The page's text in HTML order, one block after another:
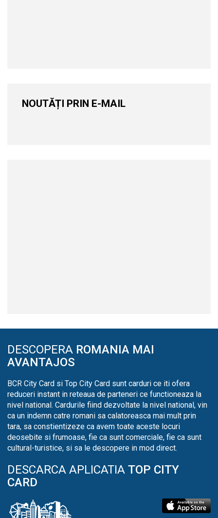
NOUTĂȚI PRIN E-MAIL
DESCOPERA ROMANIA MAI
AVANTAJOS
BCR City Card si Top City Card sunt carduri ce iti ofera
reduceri instant in reteaua de parteneri ce functioneaza la
nivel national. Cardurile fiind dezvoltate la nivel national, vin
ca un indemn catre romani sa calatoreasca mai mult prin
tara, sa constientizeze ca avem toate aceste locuri
deosebite si frumoase, fie ca sunt comerciale, fie ca sunt
cultural-turistice, si sa le descopere in mod direct.
DESCARCA APLICATIA TOP CITY
CARD